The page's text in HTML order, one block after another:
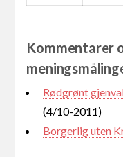
Kommentarer
Rødgrønt
(4/10-2011)
Borgerlig uten